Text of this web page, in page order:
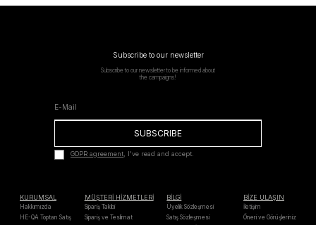
Subscribe to our newsletter
Subscribe to our newsletter to be informed about
the campaigns!
SUBSCRIBE
GDPR agreement, I've read and accept.
KURUMSAL
Hakkımızda
HE-QA Toptan Satış
MÜŞTERİ HİZMETLERİ
Sipariş Takibi
Sipariş ve Teslimat
BİLGİ
Üyelik Sözleşmesi
Satış Sözleşmesi
BİZE ULAŞIN
İletişim
Öneri ve Görüşleriniz